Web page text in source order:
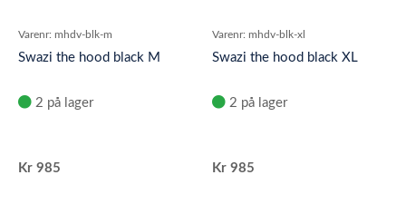
Varenr: mhdv-blk-m
Swazi the hood black M
2 på lager
Kr 985
Varenr: mhdv-blk-xl
Swazi the hood black XL
2 på lager
Kr 985